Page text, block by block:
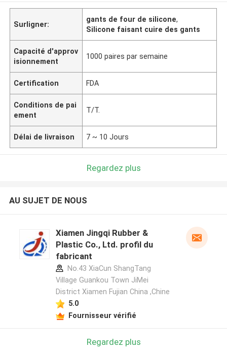
Surligner:
gants de four de silicone,
Silicone faisant cuire des gants
Capacité d'approv
isionnement
1000 paires par semaine
Certification FDA
Conditions de pai
ement
T/T.
Délai de livraison 7 ~ 10 Jours
Regardez plus
AU SUJET DE NOUS
Xiamen Jingqi Rubber &
Plastic Co., Ltd. profil du
fabricant
No.43 XiaCun ShangTang
Village Guankou Town JiMei
District Xiamen Fujian China ,Chine
5.0
Fournisseur vérifié
Regardez plus